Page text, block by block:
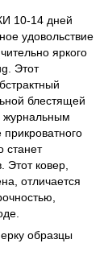
10-14 дней
удовольствие
яркого
Этот
блестящей
журнальным
станет
Этот ковер,
отличается
образцы